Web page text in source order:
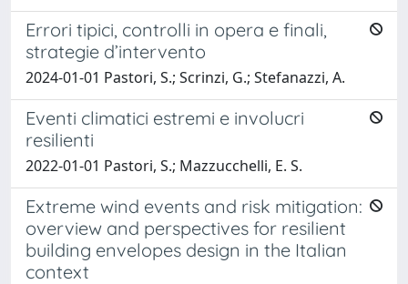
Errori tipici, controlli in opera e finali,
strategie d’intervento
2024-01-01 Pastori, S.; Scrinzi, G.; Stefanazzi, A.
Eventi climatici estremi e involucri
resilienti
2022-01-01 Pastori, S.; Mazzucchelli, E. S.
Extreme wind events and risk mitigation:
overview and perspectives for resilient
building envelopes design in the Italian
context